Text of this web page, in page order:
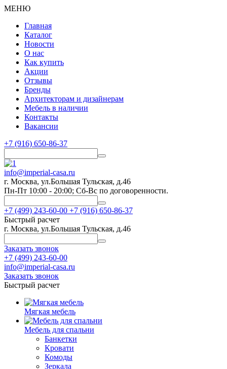
МЕНЮ
Главная
Каталог
Новости
О нас
Как купить
Акции
Отзывы
Бренды
Архитекторам и дизайнерам
Мебель в наличии
Контакты
Вакансии
+7 (916) 650-86-37
info@imperial-casa.ru
г. Москва, ул.Большая Тульская, д.46
Пн-Пт 10:00 - 20:00; Сб-Вс по договоренности.
+7 (499) 243-60-00 +7 (916) 650-86-37
Быстрый расчет
г. Москва, ул.Большая Тульская, д.46
Заказать звонок
+7 (499) 243-60-00
info@imperial-casa.ru
Заказать звонок
Быстрый расчет
Мягкая мебель
Мебель для спальни
Банкетки
Кровати
Комоды
Зеркала